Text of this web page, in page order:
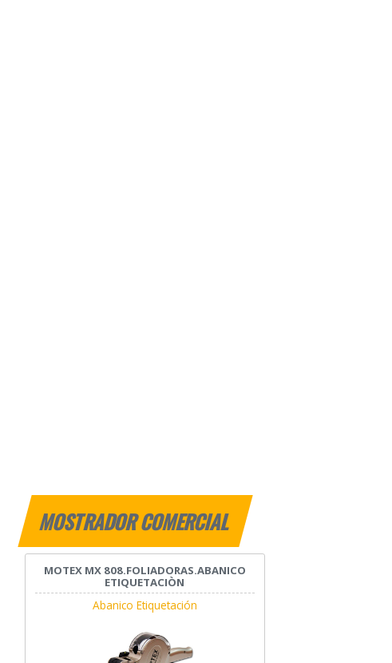
MOSTRADOR COMERCIAL
MOTEX MX 808.FOLIADORAS.ABANICO
ETIQUETACIÒN
Abanico Etiquetación